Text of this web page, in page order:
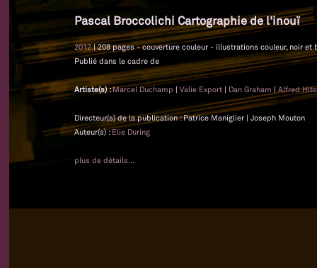
Pascal Broccolichi Cartographie de l'inouï
2012| 208 pages - couverture couleur - illustrations couleur, noir et
Publié dans le cadre de
Artiste(s) :Marcel Duchamp | Valie Export | Dan Graham | Alfred
Directeur(s) de la publication : Patrice Maniglier | Joseph Mouton
Auteur(s) :Elie During
plus de détails...